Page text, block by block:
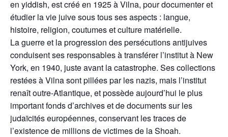
en yiddish, est créé en 1925 à Vilna, pour documenter et
étudier la vie juive sous tous ses aspects : langue,
histoire, religion, coutumes et culture matérielle.
La guerre et la progression des persécutions antijuives
conduisent ses responsables à transférer l’institut à New
York, en 1940, juste avant la catastrophe. Ses collections
restées à Vilna sont pillées par les nazis, mais l’institut
renaît outre-Atlantique, et possède aujourd’hui le plus
important fonds d’archives et de documents sur les
judaïcités européennes, conservant les traces de
l’existence de millions de victimes de la Shoah.